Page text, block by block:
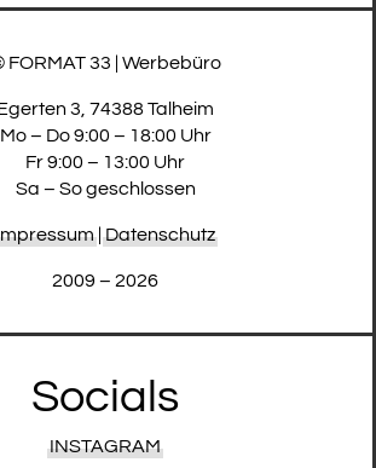
FORMAT 33 | Werbebüro
3, 74388 Talheim
Mo – Do 9:00 – 18:00 Uhr
Fr 9:00 – 13:00 Uhr
Sa – So geschlossen
|Datenschutz
2009 – 2026
Socials
INSTAGRAM